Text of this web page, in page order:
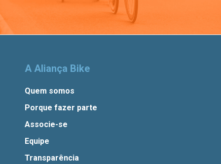
A Aliança Bike
Quem somos
Porque fazer parte
Associe-se
Equipe
Transparência